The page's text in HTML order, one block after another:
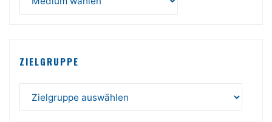
ZIELGRUPPE